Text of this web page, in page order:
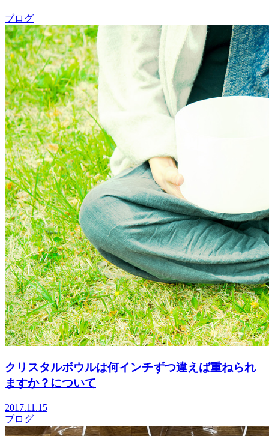
ブログ
クリスタルボウルは何インチずつ違えば重ねられ
ますか？について
2017.11.15
ブログ